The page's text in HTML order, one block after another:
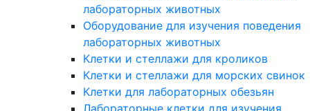
лабораторных животных
Оборудование для изучения поведения
лабораторных животных
Клетки и стеллажи для кроликов
Клетки и стеллажи для морских свинок
Клетки для лабораторных обезьян
Лабораторные клетки для изучения